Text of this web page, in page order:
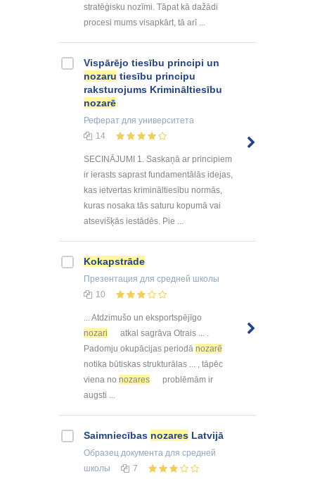
stratēģisku nozīmi. Tāpat kā dažādi
procesi mums visapkārt, tā arī ...
Vispārējo tiesību principi un
nozaru tiesību principu
raksturojums Krimināltiesību
nozarē
Реферат для университета
14
SECINĀJUMI 1. Saskaņā ar principiem
ir ierasts saprast fundamentālās idejas,
kas ietvertas krimināltiesību normās,
kuras nosaka tās saturu kopumā vai
atsevišķās iestādēs. Pie ...
Kokapstrāde
Презентация для средней школы
10
... Atdzimušo un eksportspējīgo
nozari
atkal sagrāva Otrais ... .
Padomju okupācijas periodā nozarē
notika būtiskas strukturālas ... , tāpēc
viena no nozares
problēmām ir
augsti ...
Saimniecības nozares Latvijā
Образец документа для средней
школы
7